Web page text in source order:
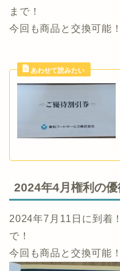
まで！
今回も商品と交換可能！
2024年4月権利の優
2024年7月11日に到着
で！
今回も商品と交換可能！